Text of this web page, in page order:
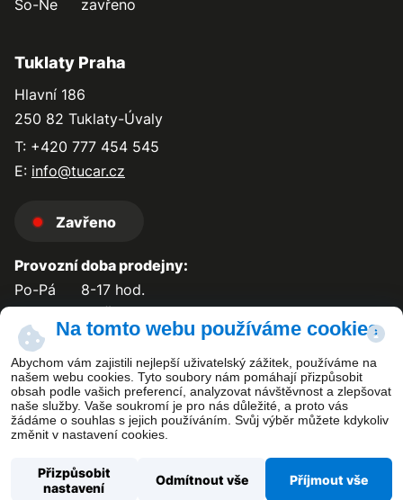
Na tomto webu používáme cookies
Abychom vám zajistili nejlepší uživatelský zážitek, používáme na
našem webu cookies. Tyto soubory nám pomáhají přizpůsobit
obsah podle vašich preferencí, analyzovat návštěvnost a zlepšovat
naše služby. Vaše soukromí je pro nás důležité, a proto vás
žádáme o souhlas s jejich používáním. Svůj výběr můžete kdykoliv
změnit v nastavení cookies.
Přizpůsobit
nastavení
Odmítnout vše Příjmout vše
So-Ne
zavřeno
Tuklaty Praha
Hlavní 186
250 82 Tuklaty-Úvaly
T: +420 777 454 545
E: info@tucar.cz
Zavřeno
Provozní doba prodejny:
Po-Pá
8-17 hod.
So-Ne
zavřeno
Kontakt
Copyright © TUCAR PLUS s.r.o.